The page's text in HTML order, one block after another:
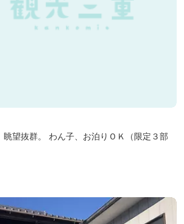
望抜群。 わん子、お泊りＯＫ（限定３部